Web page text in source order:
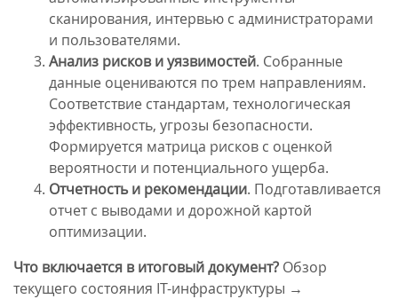
сканирования, интервью с администраторами
и пользователями.
Анализ рисков и уязвимостей. Собранные
данные оцениваются по трем направлениям.
Соответствие стандартам, технологическая
эффективность, угрозы безопасности.
Формируется матрица рисков с оценкой
вероятности и потенциального ущерба.
Отчетность и рекомендации. Подготавливается
отчет с выводами и дорожной картой
оптимизации.
Что включается в итоговый документ? Обзор
текущего состояния IT-инфраструктуры →